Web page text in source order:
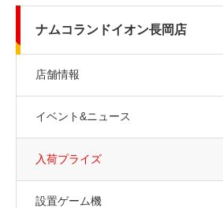
ナムコランドイオン長岡店
店舗情報
イベント&ニュース
入荷プライズ
設置ゲーム機